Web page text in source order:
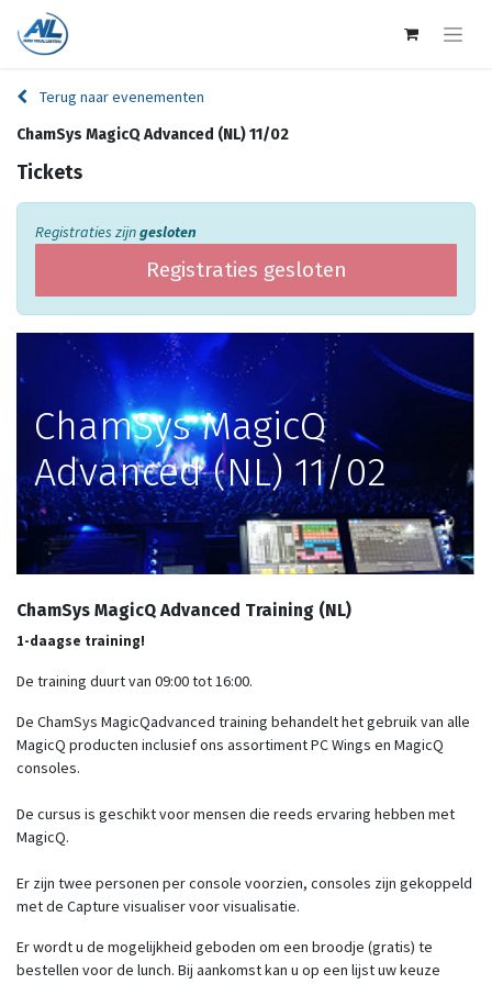
Terug naar evenementen
ChamSys MagicQ Advanced (NL) 11/02
Tickets
Registraties zijngesloten
Registraties gesloten
ChamSys MagicQ
Advanced (NL) 11/02
ChamSys MagicQ Advanced Training (NL)
1-daagse training!
De training duurt van 09:00 tot 16:00.
De ChamSys MagicQadvanced training behandelt het gebruik van alle
MagicQ producten inclusief ons assortiment PC Wings en MagicQ
consoles.
De cursus is geschikt voor mensen die reeds ervaring hebben met
MagicQ.
Er zijn twee personen per console voorzien, consoles zijn gekoppeld
met de Capture visualiser voor visualisatie.
Er wordt u de mogelijkheid geboden om een broodje (gratis) te
bestellen voor de lunch. Bij aankomst kan u op een lijst uw keuze